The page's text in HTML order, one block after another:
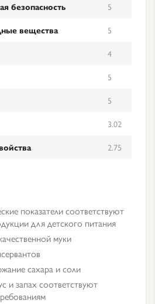
безопасность
5
вещества
5
4
5
5
3.02
2.75
показатели соответствуют
для детского питания
муки
сахара и соли
и запах соответствуют